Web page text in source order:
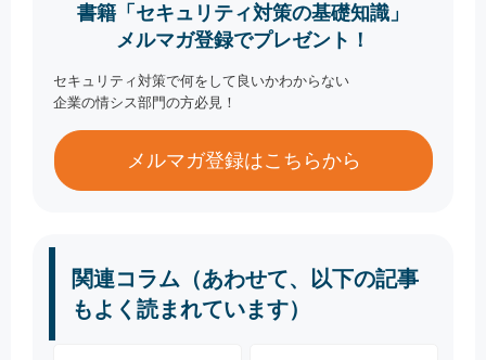
書籍「セキュリティ対策の基礎知識」
メルマガ登録でプレゼント！
セキュリティ対策で何をして良いかわからない
企業の情シス部門の方必見！
メルマガ登録はこちらから
関連コラム（あわせて、以下の記事
もよく読まれています）